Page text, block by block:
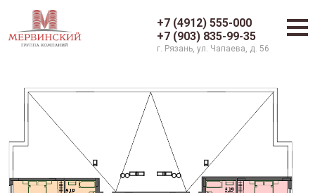
+7 (4912) 555-000
+7 (903) 835-99-35
г. Рязань, ул. Чапаева, д. 56